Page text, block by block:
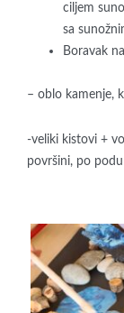
ciljem
sa
Boravak
– oblo kamenje,
-veliki kistovi +
površini, po podu